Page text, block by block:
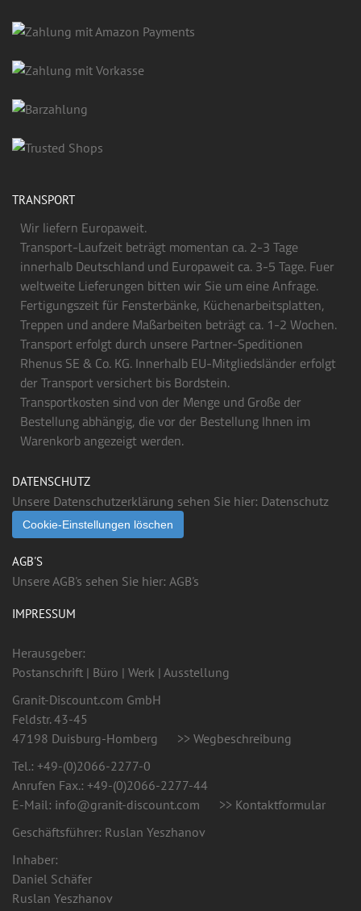
TRANSPORT
Wir liefern Europaweit.
Transport-Laufzeit beträgt momentan ca. 2-3 Tage
innerhalb Deutschland und Europaweit ca. 3-5 Tage. Fuer
weltweite Lieferungen bitten wir Sie um eine Anfrage.
Fertigungszeit für Fensterbänke, Küchenarbeitsplatten,
Treppen und andere Maßarbeiten beträgt ca. 1-2 Wochen.
Transport erfolgt durch unsere Partner-Speditionen
Rhenus SE & Co. KG. Innerhalb EU-Mitgliedsländer erfolgt
der Transport versichert bis Bordstein.
Transportkosten sind von der Menge und Große der
Bestellung abhängig, die vor der Bestellung Ihnen im
Warenkorb angezeigt werden.
DATENSCHUTZ
Unsere Datenschutzerklärung sehen Sie hier: Datenschutz
Cookie-Einstellungen löschen
AGB'S
Unsere AGB's sehen Sie hier: AGB's
IMPRESSUM
Herausgeber:
Postanschrift | Büro | Werk | Ausstellung
Granit-Discount.com GmbH
Feldstr. 43-45
47198 Duisburg-Homberg >> Wegbeschreibung
Tel.: +49-(0)2066-2277-0
Anrufen Fax.: +49-(0)2066-2277-44
E-Mail: info@granit-discount.com >> Kontaktformular
Geschäftsführer: Ruslan Yeszhanov
Inhaber:
Daniel Schäfer
Ruslan Yeszhanov